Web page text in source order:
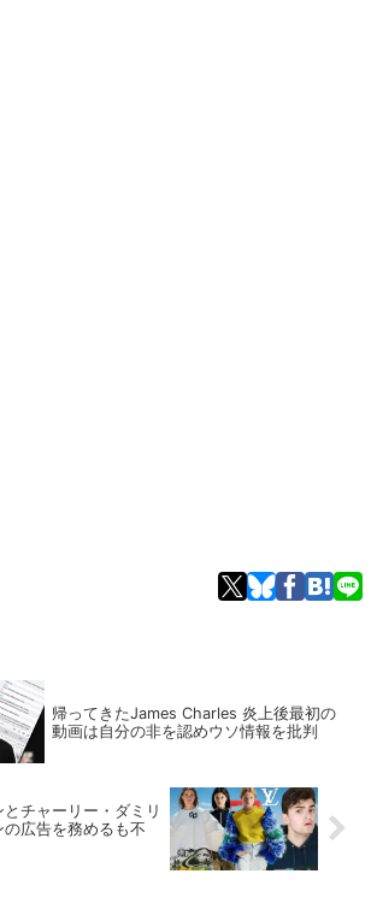
帰ってきたJames Charles 炎上後最初の
動画は自分の非を認めウソ情報を批判
チャーリー・ダミリ
広告を務めるも不